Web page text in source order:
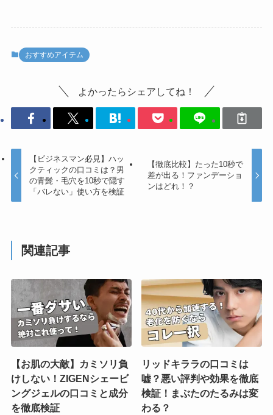
おすすめアイテム
よかったらシェアしてね！
【ビジネスマン必見】ハッ
クティックの口コミは？男
の青髭・毛穴を10秒で隠す
「バレない」使い方を検証
【徹底比較】たった10秒で
差が出る！ファンデーショ
ンはどれ！？
関連記事
【お肌の大敵】カミソリ負
けしない！ZIGENシェービ
ングジェルの口コミと成分
を徹底検証
リッドキララの口コミは
嘘？悪い評判や効果を徹底
検証！まぶたのたるみは変
わる？